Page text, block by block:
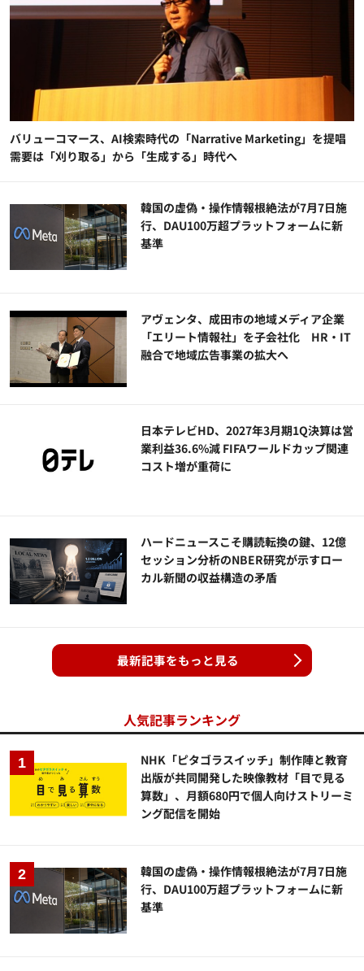
バリューコマース、AI検索時代の「Narrative Marketing」を提唱
需要は「刈り取る」から「生成する」時代へ
韓国の虚偽・操作情報根絶法が7月7日施
行、DAU100万超プラットフォームに新
基準
アヴェンタ、成田市の地域メディア企業
「エリート情報社」を子会社化 HR・IT
融合で地域広告事業の拡大へ
日本テレビHD、2027年3月期1Q決算は営
業利益36.6%減 FIFAワールドカップ関連
コスト増が重荷に
ハードニュースこそ購読転換の鍵、12億
セッション分析のNBER研究が示すロー
カル新聞の収益構造の矛盾
最新記事をもっと見る
人気記事ランキング
NHK「ピタゴラスイッチ」制作陣と教育
出版が共同開発した映像教材「目で見る
算数」、月額680円で個人向けストリーミ
ング配信を開始
韓国の虚偽・操作情報根絶法が7月7日施
行、DAU100万超プラットフォームに新
基準